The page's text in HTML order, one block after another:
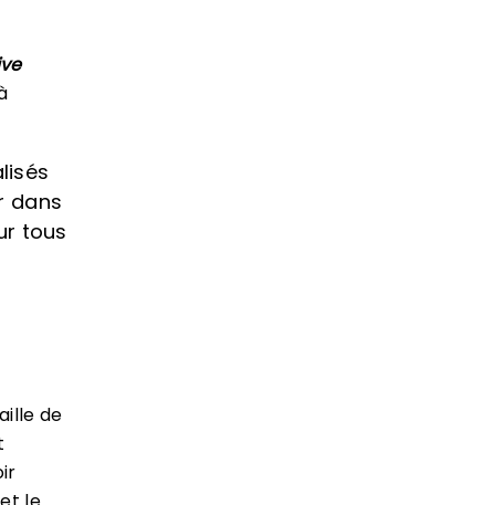
dans
tous
de